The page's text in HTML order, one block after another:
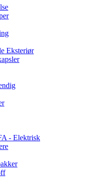
Eksteriør
- Elektrisk